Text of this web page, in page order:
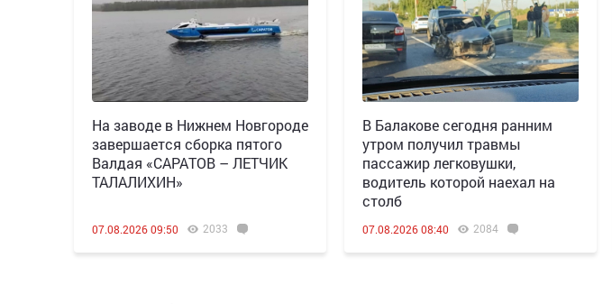
Н️а заводе в Нижнем Новгороде
завершается сборка пятого
Валдая «САРАТОВ – ЛЕТЧИК
ТАЛАЛИХИН»
07.08.2026 09:50 2033
В Балакове сегодня ранним
утром получил травмы
пассажир легковушки,
водитель которой наехал на
столб
07.08.2026 08:40 2084